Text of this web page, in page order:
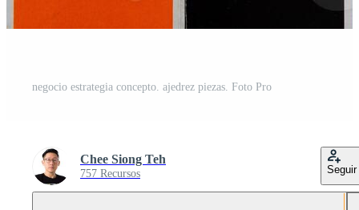
negocio estrategia concepto. ajedrez piezas. Foto Pro
Chee Siong Teh
757 Recursos Seguir